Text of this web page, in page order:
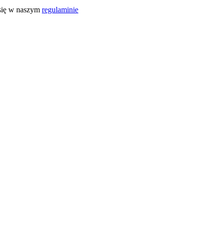
w naszym regulaminie